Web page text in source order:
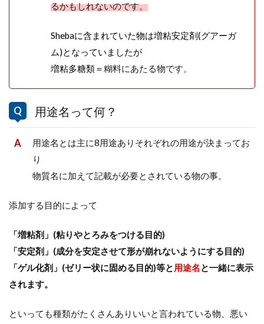
るかもしれないのです。
Shebaに含まれていた物は増粘安定剤(グアーガ
ム)となっていましたが
増粘多糖類＝糊料にあたる物です。
用途名って何？
用途名とは主に8用途ありそれぞれの用途が決まってお
り
物質名に加えて記載が必要とされている物の事。
添加する目的によって
「増粘剤」(粘りやとろみをつける目的)
「安定剤」(成分を安定させて形が崩れないようにする目的)
「ゲル化剤」(ゼリー状に固める目的)等と 用途名と一緒に表示
されます。
といっても種類がたくさんありいいと言われている物、悪い